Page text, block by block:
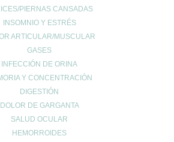
PIERNAS CANSADAS
INSOMNIO Y ESTRÉS
ARTICULAR/MUSCULAR
GASES
INFECCIÓN DE ORINA
Y CONCENTRACIÓN
DIGESTIÓN
DOLOR DE GARGANTA
SALUD OCULAR
HEMORROIDES